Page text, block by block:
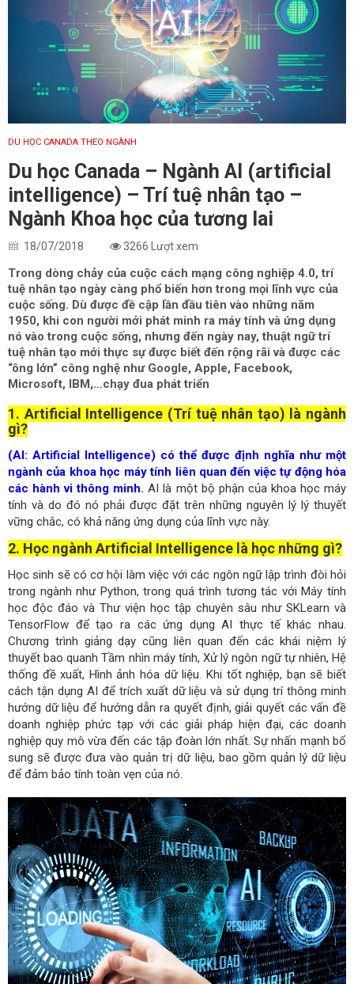
DU HỌC CANADA THEO NGÀNH
Du học Canada – Ngành AI (artificial
intelligence) – Trí tuệ nhân tạo –
Ngành Khoa học của tương lai
18/07/2018 3266 Lượt xem
Trong dòng chảy của cuộc cách mạng công nghiệp 4.0, trí
tuệ nhân tạo ngày càng phổ biến hơn trong mọi lĩnh vực của
cuộc sống. Dù được đề cập lần đầu tiên vào những năm
1950, khi con người mới phát minh ra máy tính và ứng dụng
nó vào trong cuộc sống, nhưng đến ngày nay, thuật ngữ trí
tuệ nhân tạo mới thực sự được biết đến rộng rãi và được các
“ông lớn” công nghệ như Google, Apple, Facebook,
Microsoft, IBM,…chạy đua phát triển
1. Artificial Intelligence (Trí tuệ nhân tạo) là ngành
gì?
(AI: Artificial Intelligence) có thể được định nghĩa như một
ngành của khoa học máy tính liên quan đến việc tự động hóa
các hành vi thông minh. AI là một bộ phận của khoa học máy
tính và do đó nó phải được đặt trên những nguyên lý lý thuyết
vững chắc, có khả năng ứng dụng của lĩnh vực này.
2. Học ngành Artificial Intelligence là học những gì?
Học sinh sẽ có cơ hội làm việc với các ngôn ngữ lập trình đòi hỏi
trong ngành như Python, trong quá trình tương tác với Máy tính
học độc đáo và Thư viện học tập chuyên sâu như SKLearn và
TensorFlow để tạo ra các ứng dụng AI thực tế khác nhau.
Chương trình giảng dạy cũng liên quan đến các khái niệm lý
thuyết bao quanh Tầm nhìn máy tính, Xử lý ngôn ngữ tự nhiên, Hệ
thống đề xuất, Hình ảnh hóa dữ liệu. Khi tốt nghiệp, bạn sẽ biết
cách tận dụng AI để trích xuất dữ liệu và sử dụng trí thông minh
hướng dữ liệu để hướng dẫn ra quyết định, giải quyết các vấn đề
doanh nghiệp phức tạp với các giải pháp hiện đại, các doanh
nghiệp quy mô vừa đến các tập đoàn lớn nhất. Sự nhấn mạnh bổ
sung sẽ được đưa vào quản trị dữ liệu, bao gồm quản lý dữ liệu
để đảm bảo tính toàn vẹn của nó.